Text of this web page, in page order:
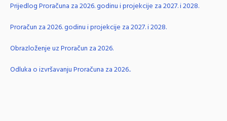
Prijedlog Proračuna za 2026. godinu i projekcije za 2027. i 2028.
Proračun za 2026. godinu i projekcije za 2027. i 2028.
Obrazloženje uz Proračun za 2026.
Odluka o izvršavanju Proračuna za 2026..